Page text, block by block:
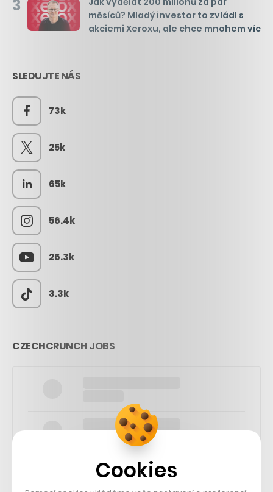
3
měsíců? Mladý investor to zvládl s
akciemi Xeroxu, ale chce mnohem víc
SLEDUJTE NÁS
73k
25k
65k
56.4k
26.3k
3.3k
CZECHCRUNCH JOBS
Cookies